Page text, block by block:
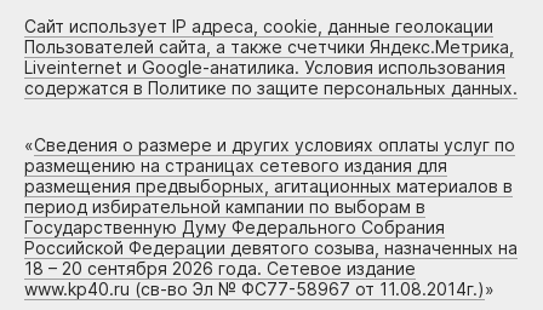
Сайт использует IP адреса, cookie, данные геолокации
Пользователей сайта, а также счетчики Яндекс.Метрика,
Liveinternet и Google-анатилика. Условия использования
содержатся в Политике по защите персональных данных.
«Сведения о размере и других условиях оплаты услуг по
размещению на страницах сетевого издания для
размещения предвыборных, агитационных материалов в
период избирательной кампании по выборам в
Государственную Думу Федерального Собрания
Российской Федерации девятого созыва, назначенных на
18 – 20 сентября 2026 года. Сетевое издание
www.kp40.ru (св-во Эл № ФС77-58967 от 11.08.2014г.)»